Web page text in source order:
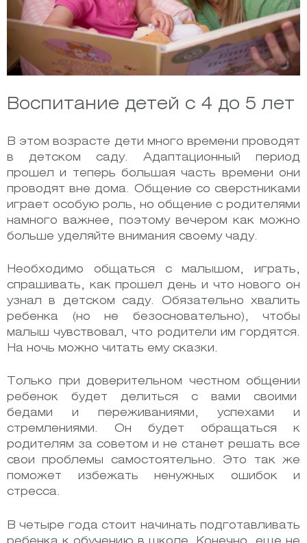
Воспитание детей с 4 до 5 лет
В этом возрасте дети много времени проводят
в детском саду. Адаптационный период
прошел и теперь большая часть времени они
проводят вне дома. Общение со сверстниками
играет особую роль, но общение с родителями
намного важнее, поэтому вечером как можно
больше уделяйте внимания своему чаду.
Необходимо общаться с малышом, играть,
спрашивать, как прошел день и что нового он
узнал в детском саду. Обязательно хвалить
ребенка (но не безосновательно), чтобы
малыш чувствовал, что родители им гордятся.
На ночь можно читать ему сказки.
Только при доверительном честном общении
ребенок будет делиться с вами своими
бедами и переживаниями, успехами и
стремлениями. Он будет обращаться к
родителям за советом и не станет решать все
свои проблемы самостоятельно. Это так же
поможет избежать ненужных ошибок и
стресса.
В четыре года стоит начинать подготавливать